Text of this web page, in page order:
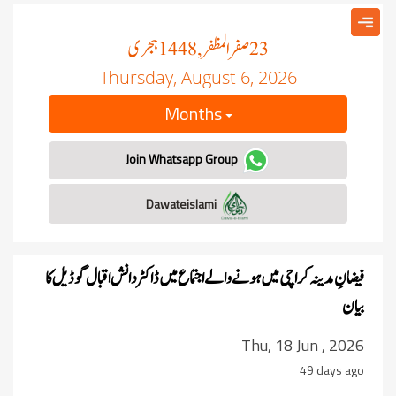
23صفر المظفر, 1448 ہجری
Thursday, August 6, 2026
Months
Join Whatsapp Group
فیضانِ مدینہ کراچی میں ہونے والے اجتماع میں ڈاکٹر دانش اقبال گوڈیل کا
بیان
Thu, 18 Jun , 2026
49 days ago